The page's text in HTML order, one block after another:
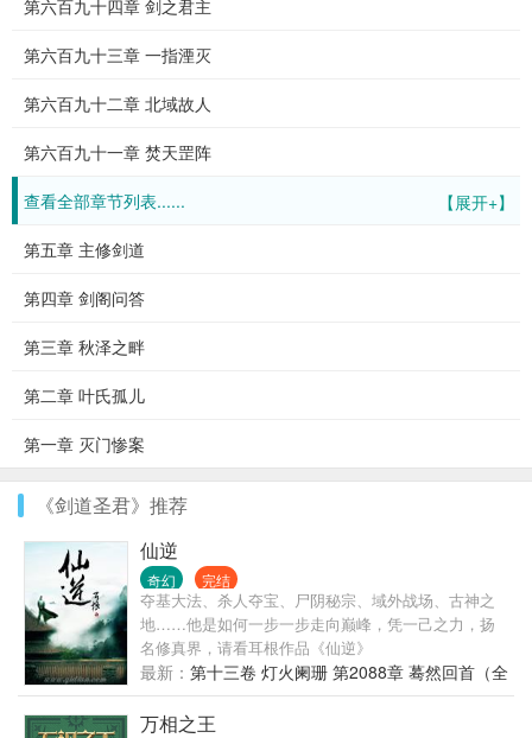
第六百九十四章 剑之君主
第六百九十三章 一指湮灭
第六百九十二章 北域故人
第六百九十一章 焚天罡阵
【展开+】
查看全部章节列表......
第五章 主修剑道
第四章 剑阁问答
第三章 秋泽之畔
第二章 叶氏孤儿
第一章 灭门惨案
《剑道圣君》推荐
仙逆
奇幻 完结
夺基大法、杀人夺宝、尸阴秘宗、域外战场、古神之
地……他是如何一步一步走向巅峰，凭一己之力，扬
名修真界，请看耳根作品《仙逆》
最新： 第十三卷 灯火阑珊 第2088章 蓦然回首（全
书完）
万相之王